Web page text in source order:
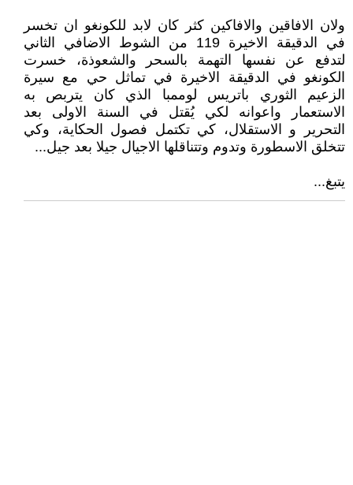
ولان الافاقين والافاكين كثر كان لابد للكونغو ان تخسر
في الدقيقة الاخيرة 119 من الشوط الاضافي الثاني
لتدفع عن نفسها التهمة بالسحر والشعوذة، خسرت
الكونغو في الدقيقة الاخيرة في تماثل حي مع سيرة
الزعيم الثوري باتريس لوممبا الذي كان يتربص به
الاستعمار واعوانه لكي يُقتل في السنة الاولى بعد
التحرير و الاستقلال، كي تكتمل فصول الحكاية، وكي
تتخلق الاسطورة وتدوم وتتناقلها الاجيال جيلا بعد جيل...
يتبغ...